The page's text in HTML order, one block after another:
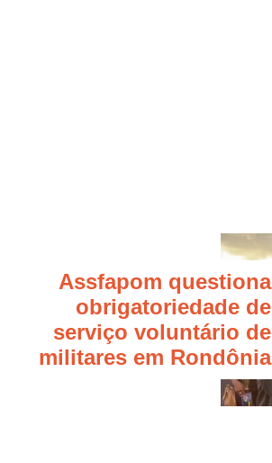
Assfapom questiona
obrigatoriedade de
serviço voluntário de
militares em Rondônia